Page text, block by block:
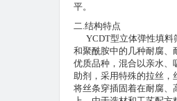
平。
二 结构特点
YCDT型立体弹性填料
和聚酰胺中的几种耐腐、
优质品种，混合以亲水、
助剂，采用特殊的拉丝，
将丝条穿插固着在耐腐、